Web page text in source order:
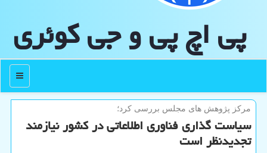
پی اچ پی و جی كوئری
منو
مركز پژوهش های مجلس بررسی كرد؛
سیاست گذاری فناوری اطلاعاتی در کشور نیازمند
تجدیدنظر است